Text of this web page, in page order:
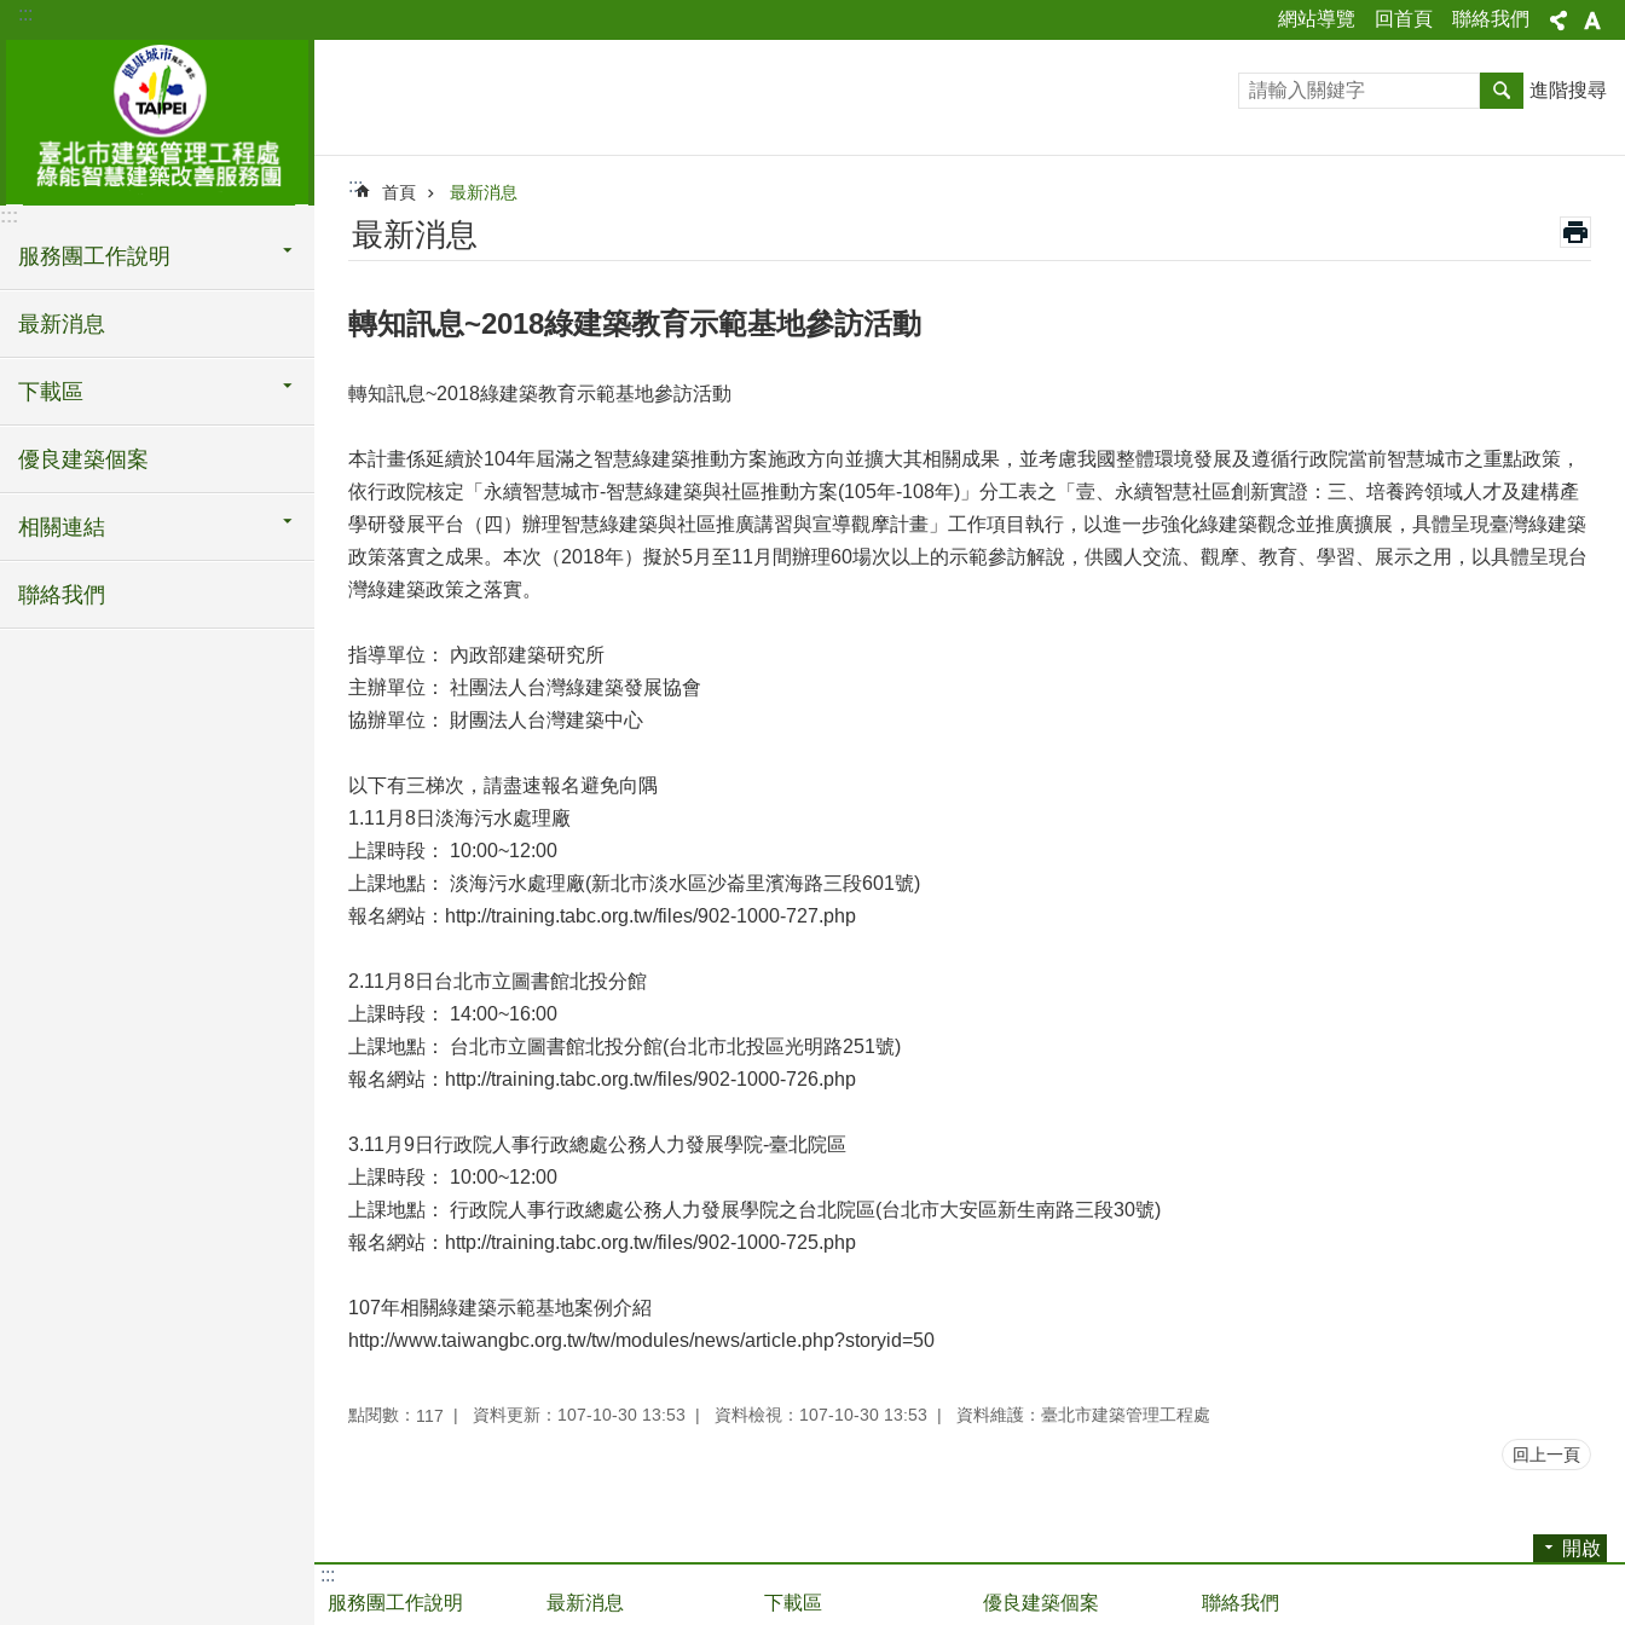
跳到主要內容區塊
::: 網站導覽 回首頁 聯絡我們
:::
服務團工作說明
最新消息
下載區
優良建築個案
相關連結
聯絡我們
進階搜尋
::: 首頁 最新消息
最新消息
轉知訊息~2018綠建築教育示範基地參訪活動
轉知訊息~2018綠建築教育示範基地參訪活動
本計畫係延續於104年屆滿之智慧綠建築推動方案施政方向並擴大其相關成果，並考慮我國整體環境發展及遵循行政院當前智慧城市之重點政策，
依行政院核定「永續智慧城市-智慧綠建築與社區推動方案(105年-108年)」分工表之「壹、永續智慧社區創新實證：三、培養跨領域人才及建構產
學研發展平台（四）辦理智慧綠建築與社區推廣講習與宣導觀摩計畫」工作項目執行，以進一步強化綠建築觀念並推廣擴展，具體呈現臺灣綠建築
政策落實之成果。本次（2018年）擬於5月至11月間辦理60場次以上的示範參訪解說，供國人交流、觀摩、教育、學習、展示之用，以具體呈現台
灣綠建築政策之落實。
指導單位： 內政部建築研究所
主辦單位： 社團法人台灣綠建築發展協會
協辦單位： 財團法人台灣建築中心
以下有三梯次，請盡速報名避免向隅
1.11月8日淡海污水處理廠
上課時段： 10:00~12:00
上課地點： 淡海污水處理廠(新北市淡水區沙崙里濱海路三段601號)
報名網站：http://training.tabc.org.tw/files/902-1000-727.php
2.11月8日台北市立圖書館北投分館
上課時段： 14:00~16:00
上課地點： 台北市立圖書館北投分館(台北市北投區光明路251號)
報名網站：http://training.tabc.org.tw/files/902-1000-726.php
3.11月9日行政院人事行政總處公務人力發展學院-臺北院區
上課時段： 10:00~12:00
上課地點： 行政院人事行政總處公務人力發展學院之台北院區(台北市大安區新生南路三段30號)
報名網站：http://training.tabc.org.tw/files/902-1000-725.php
107年相關綠建築示範基地案例介紹
http://www.taiwangbc.org.tw/tw/modules/news/article.php?storyid=50
點閱數： 117 資料更新：107-10-30 13:53 資料檢視：107-10-30 13:53 資料維護：臺北市建築管理工程處
回上一頁
開啟
:::
服務團工作說明
最新消息 下載區 優良建築個案 聯絡我們